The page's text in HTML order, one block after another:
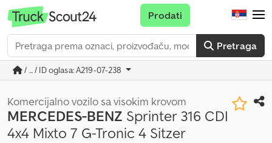
Pretraga
Prodati
/ ... / ID oglasa: A219-07-238
Komercijalno vozilo sa visokim krovom
MERCEDES-BENZ Sprinter 316 CDI
4x4 Mixto 7 G-Tronic 4 Sitzer